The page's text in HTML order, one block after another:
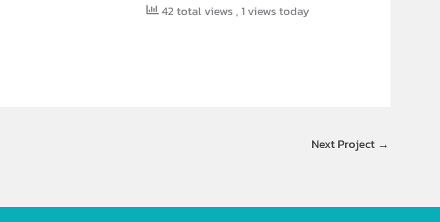
42 total views , 1 views today
Next Project →